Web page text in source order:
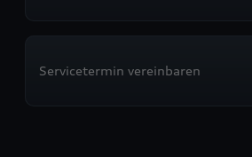
Servicetermin vereinbaren